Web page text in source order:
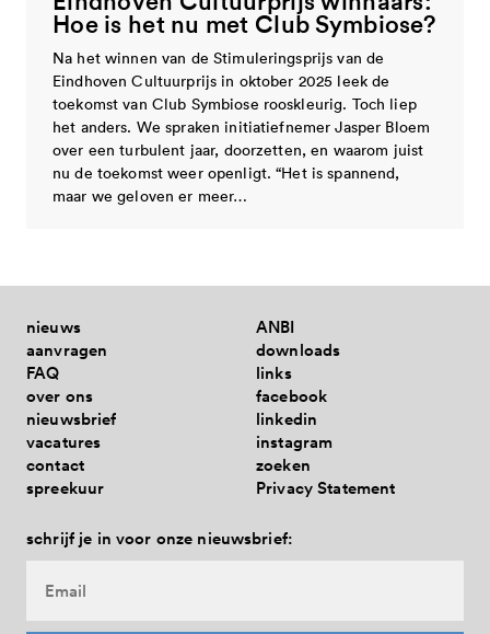
Hoe is het nu met Club Symbiose?
Na het winnen van de Stimuleringsprijs van de
Eindhoven Cultuurprijs in oktober 2025 leek de
toekomst van Club Symbiose rooskleurig. Toch liep
het anders. We spraken initiatiefnemer Jasper Bloem
over een turbulent jaar, doorzetten, en waarom juist
nu de toekomst weer openligt. “Het is spannend,
maar we geloven er meer…
nieuws
aanvragen
FAQ
over ons
nieuwsbrief
vacatures
contact
spreekuur
ANBI
downloads
links
facebook
linkedin
instagram
zoeken
Privacy Statement
schrijf je in voor onze nieuwsbrief: